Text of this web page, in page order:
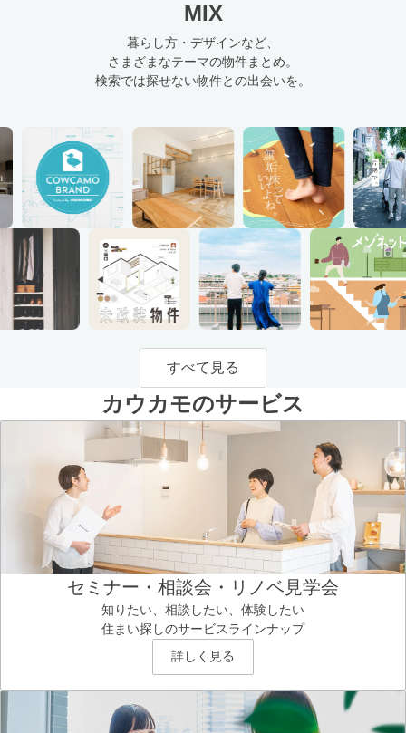
MIX
暮らし方・デザインなど、
さまざまなテーマの物件まとめ。
検索では探せない物件との出会いを。
すべて見る
カウカモのサービス
セミナー・相談会・リノベ見学会
知りたい、相談したい、体験したい
住まい探しのサービスラインナップ
詳しく見る